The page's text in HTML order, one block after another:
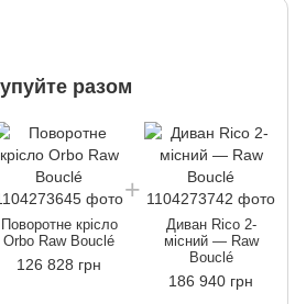
разом
Поворотне крісло
Orbo Raw Bouclé
126 828 грн
Диван Rico 2-
місний — Raw
Bouclé
186 940 грн